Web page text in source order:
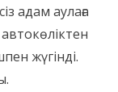
адам аулаға
жүгінді.